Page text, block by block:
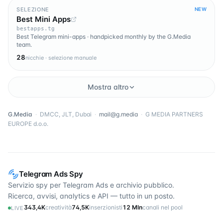
Telegram Ads Spy
Servizio spy per Telegram Ads e archivio pubblico.
Ricerca, avvisi, analytics e API — tutto in un posto.
LIVE 343,4Kcreatività74,5Kinserzionisti12 Mlncanali nel pool
SELEZIONE NEW
Best Mini Apps
bestapps.tg
Best Telegram mini-apps · handpicked monthly by the G.Media
team.
28nicchie · selezione manuale
Mostra altro
G.Media · DMCC, JLT, Dubai · mail@g.media · G MEDIA PARTNERS
EUROPE d.o.o.